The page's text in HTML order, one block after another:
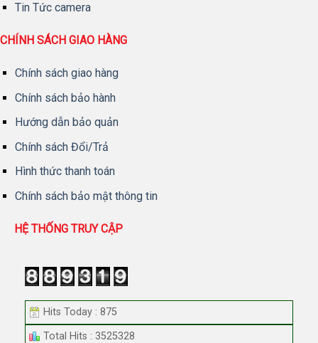
Tin Tức camera
CHÍNH SÁCH GIAO HÀNG
Chính sách giao hàng
Chính sách bảo hành
Hướng dẫn bảo quản
Chính sách Đổi/Trả
Hình thức thanh toán
Chính sách bảo mật thông tin
HỆ THỐNG TRUY CẬP
Hits Today : 875
Total Hits : 3525328